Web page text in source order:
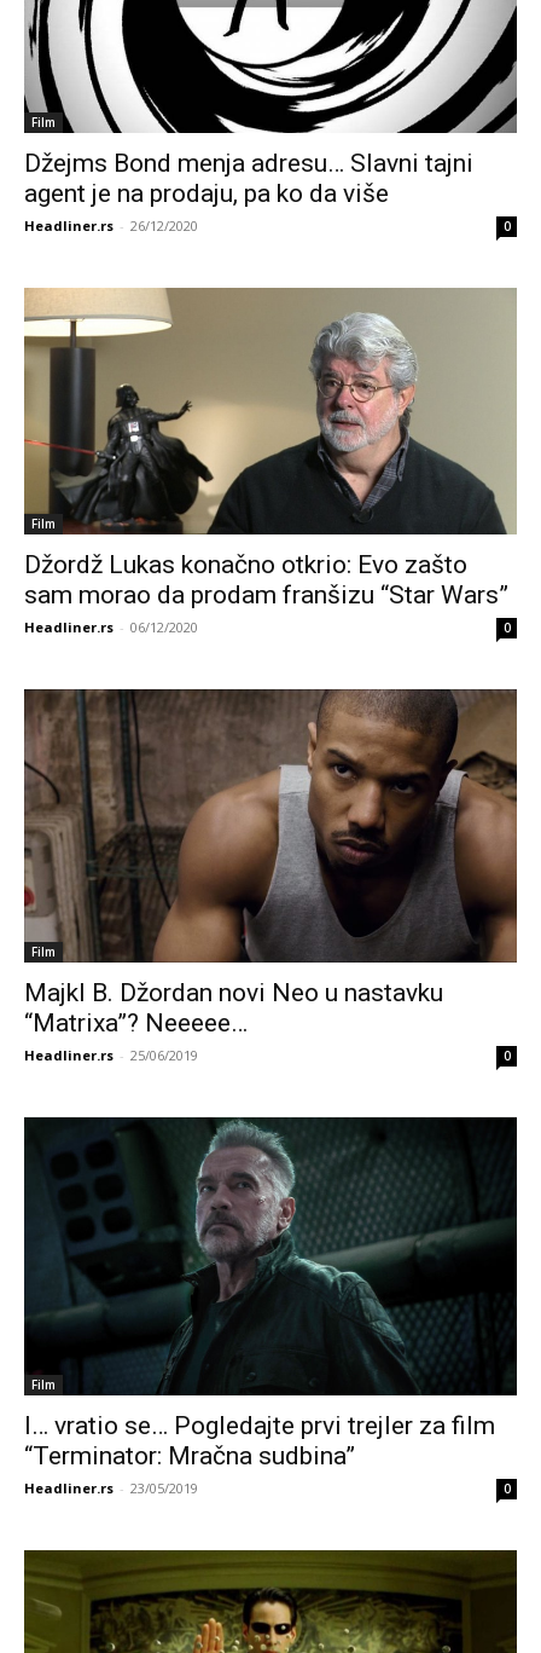
Film
Džejms Bond menja adresu… Slavni tajni
agent je na prodaju, pa ko da više
Headliner.rs - 26/12/2020 0
Film
Džordž Lukas konačno otkrio: Evo zašto
sam morao da prodam franšizu “Star Wars”
Headliner.rs - 06/12/2020 0
Film
Majkl B. Džordan novi Neo u nastavku
“Matrixa”? Neeeee…
Headliner.rs - 25/06/2019 0
Film
I… vratio se… Pogledajte prvi trejler za film
“Terminator: Mračna sudbina”
Headliner.rs - 23/05/2019 0